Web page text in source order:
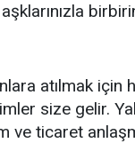
atılmak için
size gelir.
ve ticaret